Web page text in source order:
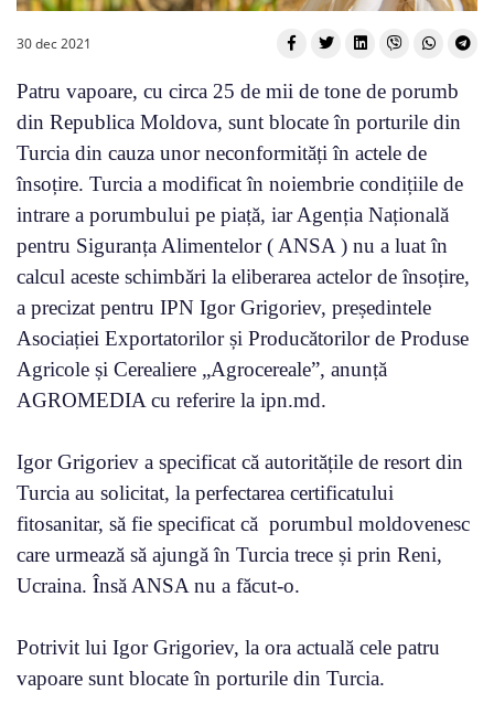
30 dec 2021
Patru vapoare, cu circa 25 de mii de tone de porumb
din Republica Moldova, sunt blocate în porturile din
Turcia din cauza unor neconformități în actele de
însoțire. Turcia a modificat în noiembrie condițiile de
intrare a porumbului pe piață, iar Agenția Națională
pentru Siguranța Alimentelor ( ANSA ) nu a luat în
calcul aceste schimbări la eliberarea actelor de însoțire,
a precizat pentru IPN Igor Grigoriev, președintele
Asociației Exportatorilor și Producătorilor de Produse
Agricole și Cerealiere „Agrocereale”, anunță
AGROMEDIA cu referire la ipn.md.
Igor Grigoriev a specificat că autoritățile de resort din
Turcia au solicitat, la perfectarea certificatului
fitosanitar, să fie specificat că porumbul moldovenesc
care urmează să ajungă în Turcia trece și prin Reni,
Ucraina. Însă ANSA nu a făcut-o.
Potrivit lui Igor Grigoriev, la ora actuală cele patru
vapoare sunt blocate în porturile din Turcia.